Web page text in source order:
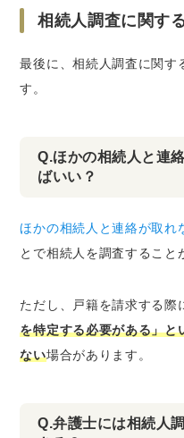
相続人調査に関す
最後に、相続人調査に関す
す。
Q.ほかの相続人と連
ばいい？
ほかの相続人と連絡が取れ
とで相続人を調査すること
ただし、戸籍を請求する際
を特定する必要がある」と
ない場合があります。
Q.弁護士には相続人